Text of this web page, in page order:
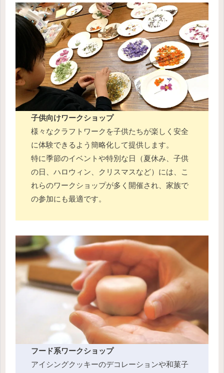
子供向けワークショップ
様々なクラフトワークを子供たちが楽しく安全
に体験できるよう簡略化して提供します。
特に季節のイベントや特別な日（夏休み、子供
の日、ハロウィン、クリスマスなど）には、こ
れらのワークショップが多く開催され、家族で
の参加にも最適です。
フード系ワークショップ
アイシングクッキーのデコレーションや和菓子